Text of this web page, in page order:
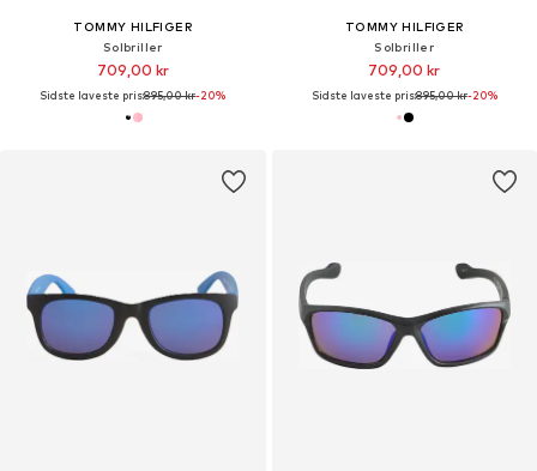
TOMMY HILFIGER
Solbriller
709,00 kr
Sidste laveste pris:895,00 kr-20%
TOMMY HILFIGER
Solbriller
709,00 kr
Sidste laveste pris:895,00 kr-20%